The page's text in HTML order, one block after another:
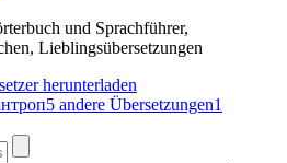
und Sprachführer,
Lieblingsübersetzungen
5 andere Übersetzungen1